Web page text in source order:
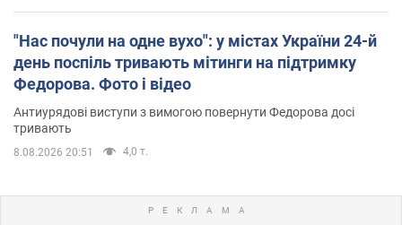
"Нас почули на одне вухо": у містах України 24-й
день поспіль тривають мітинги на підтримку
Федорова. Фото і відео
Антиурядові виступи з вимогою повернути Федорова досі
тривають
8.08.2026 20:51 4,0 т.